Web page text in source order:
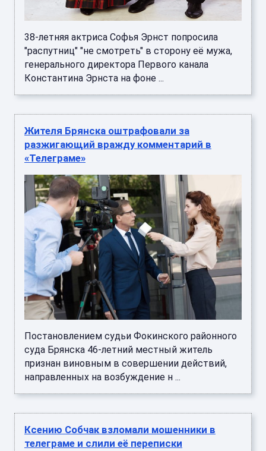
38-летняя актриса Софья Эрнст попросила
"распутниц" "не смотреть" в сторону её мужа,
генерального директора Первого канала
Константина Эрнста на фоне ...
Жителя Брянска оштрафовали за
разжигающий вражду комментарий в
«Телеграме»
Постановлением судьи Фокинского районного
суда Брянска 46-летний местный житель
признан виновным в совершении действий,
направленных на возбуждение н ...
Ксению Собчак взломали мошенники в
телеграме и слили её переписки